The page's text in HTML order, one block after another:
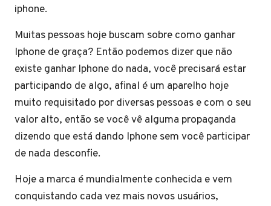
iphone.
Muitas pessoas hoje buscam sobre como ganhar
Iphone de graça? Então podemos dizer que não
existe ganhar Iphone do nada, você precisará estar
participando de algo, afinal é um aparelho hoje
muito requisitado por diversas pessoas e com o seu
valor alto, então se você vê alguma propaganda
dizendo que está dando Iphone sem você participar
de nada desconfie.
Hoje a marca é mundialmente conhecida e vem
conquistando cada vez mais novos usuários,